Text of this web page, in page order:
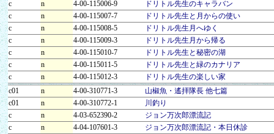
c
n 4-00-115006-9
ドリトル先生のキャラバン
c
n 4-00-115007-7
ドリトル先生と月からの使い
c
n 4-00-115008-5
ドリトル先生月へゆく
c
n 4-00-115009-3
ドリトル先生月から帰る
c
n 4-00-115010-7
ドリトル先生と秘密の湖
c
n 4-00-115011-5
ドリトル先生と緑のカナリア
c
n 4-00-115012-3
ドリトル先生の楽しい家
c01
n 4-00-310771-3
山椒魚・遙拝隊長 他七篇
c01
n 4-00-310772-1
川釣り
c
n 4-03-652390-2
ジョン万次郎漂流記
c
n 4-04-107601-3
ジョン万次郎漂流記・本日休診